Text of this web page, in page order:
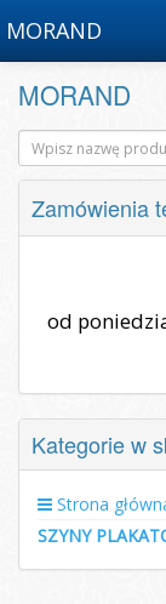
MORAND
MORAND
Zamówienia
od
Kategorie w
Strona
SZYNY